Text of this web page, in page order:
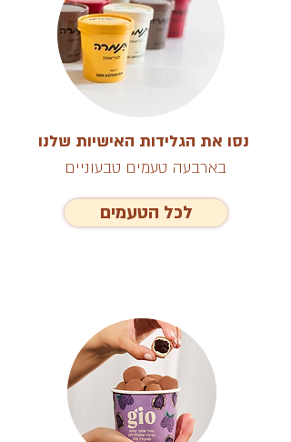
בארבעה טעמים טבעוניים
לכל הטעמים